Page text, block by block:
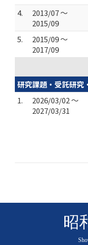
4.
2013/07 ～
2015/09
5.
2015/09 ～
2017/09
研究課題・受託研究
1.
2026/03/02 ～
2027/03/31
昭